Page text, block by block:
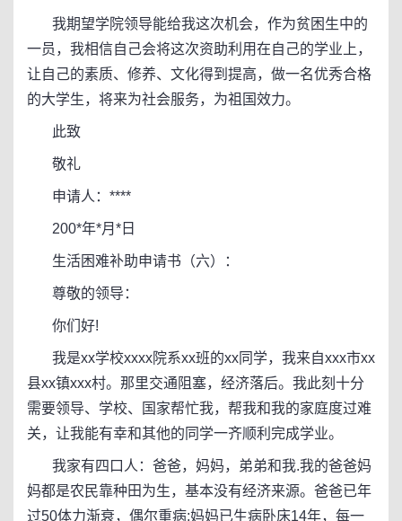
我期望学院领导能给我这次机会，作为贫困生中的
一员，我相信自己会将这次资助利用在自己的学业上，
让自己的素质、修养、文化得到提高，做一名优秀合格
的大学生，将来为社会服务，为祖国效力。
此致
敬礼
申请人：****
200*年*月*日
生活困难补助申请书（六）：
尊敬的领导：
你们好!
我是xx学校xxxx院系xx班的xx同学，我来自xxx市xx
县xx镇xxx村。那里交通阻塞，经济落后。我此刻十分
需要领导、学校、国家帮忙我，帮我和我的家庭度过难
关，让我能有幸和其他的同学一齐顺利完成学业。
我家有四口人：爸爸，妈妈，弟弟和我.我的爸爸妈
妈都是农民靠种田为生，基本没有经济来源。爸爸已年
过50体力渐衰，偶尔重病;妈妈已生病卧床14年，每一